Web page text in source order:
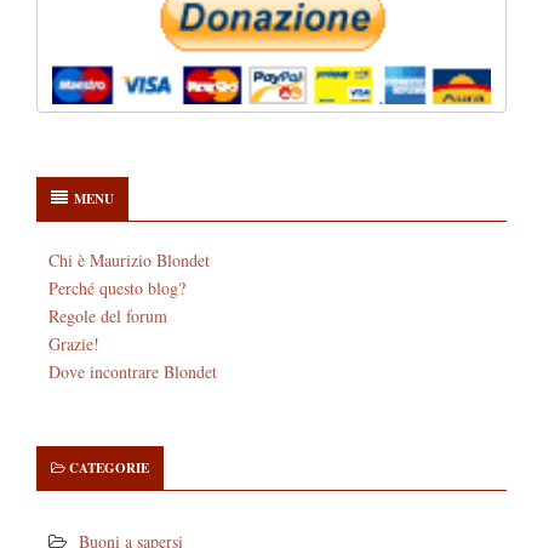
MENU
Chi è Maurizio Blondet
Perché questo blog?
Regole del forum
Grazie!
Dove incontrare Blondet
CATEGORIE
Buoni a sapersi